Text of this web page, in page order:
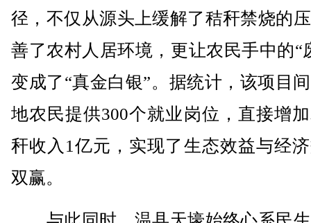
径，不仅从源头上缓解了秸秆禁烧的
善了农村人居环境，更让农民手中的“
变成了“真金白银”。据统计，该项目
地农民提供300个就业岗位，直接增
秆收入1亿元，实现了生态效益与经
双赢。